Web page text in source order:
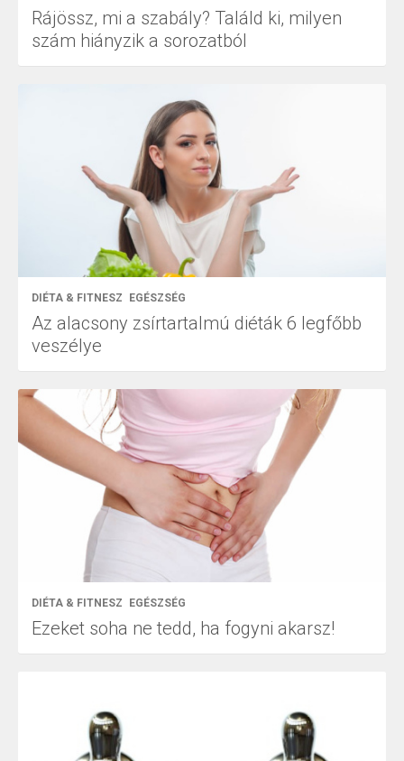
Rájössz, mi a szabály? Találd ki, milyen
szám hiányzik a sorozatból
DIÉTA & FITNESZ EGÉSZSÉG
Az alacsony zsírtartalmú diéták 6 legfőbb
veszélye
DIÉTA & FITNESZ EGÉSZSÉG
Ezeket soha ne tedd, ha fogyni akarsz!